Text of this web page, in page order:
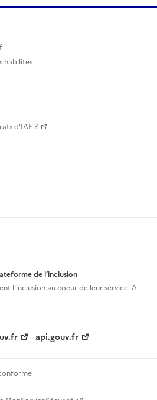
habilités
d'IAE ?
de l’inclusion
l'inclusion aucoeur de leur service. A
api.gouv.fr